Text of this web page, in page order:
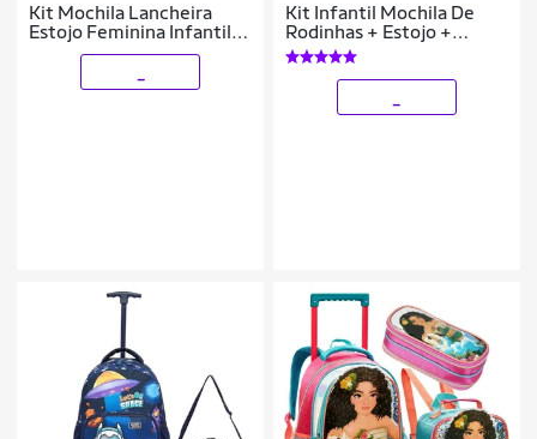
Kit Mochila Lancheira
Estojo Feminina Infantil
Princesas Rodinha Escolar
Kit Infantil Mochila De
Rodinhas + Estojo +
Lancheira Menina